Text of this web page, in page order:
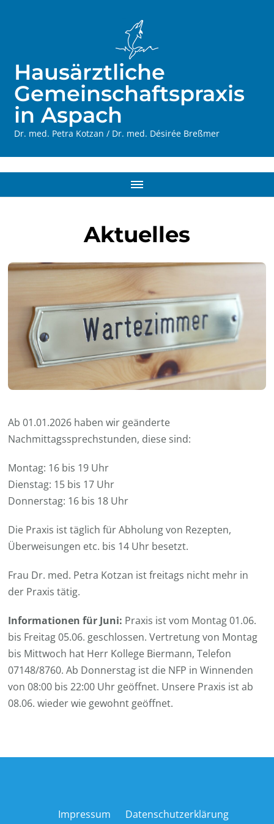
Hausärztliche
Gemeinschaftspraxis
in Aspach
Dr. med. Petra Kotzan / Dr. med. Désirée Breßmer
Aktuelles
Ab 01.01.2026 haben wir geänderte
Nachmittagssprechstunden, diese sind:
Montag: 16 bis 19 Uhr
Dienstag: 15 bis 17 Uhr
Donnerstag: 16 bis 18 Uhr
Die Praxis ist täglich für Abholung von Rezepten,
Überweisungen etc. bis 14 Uhr besetzt.
Frau Dr. med. Petra Kotzan ist freitags nicht mehr in
der Praxis tätig.
Informationen für Juni: Praxis ist vom Montag 01.06.
bis Freitag 05.06. geschlossen. Vertretung von Montag
bis Mittwoch hat Herr Kollege Biermann, Telefon
07148/8760. Ab Donnerstag ist die NFP in Winnenden
von 08:00 bis 22:00 Uhr geöffnet. Unsere Praxis ist ab
08.06. wieder wie gewohnt geöffnet.
Impressum Datenschutzerklärung